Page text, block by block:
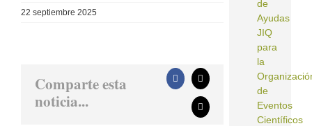
22 septiembre 2025
Comparte esta
noticia...
Facebook
X
Correo
electrónico
de
Ayudas
JIQ
para
la
de
Eventos
Científicos